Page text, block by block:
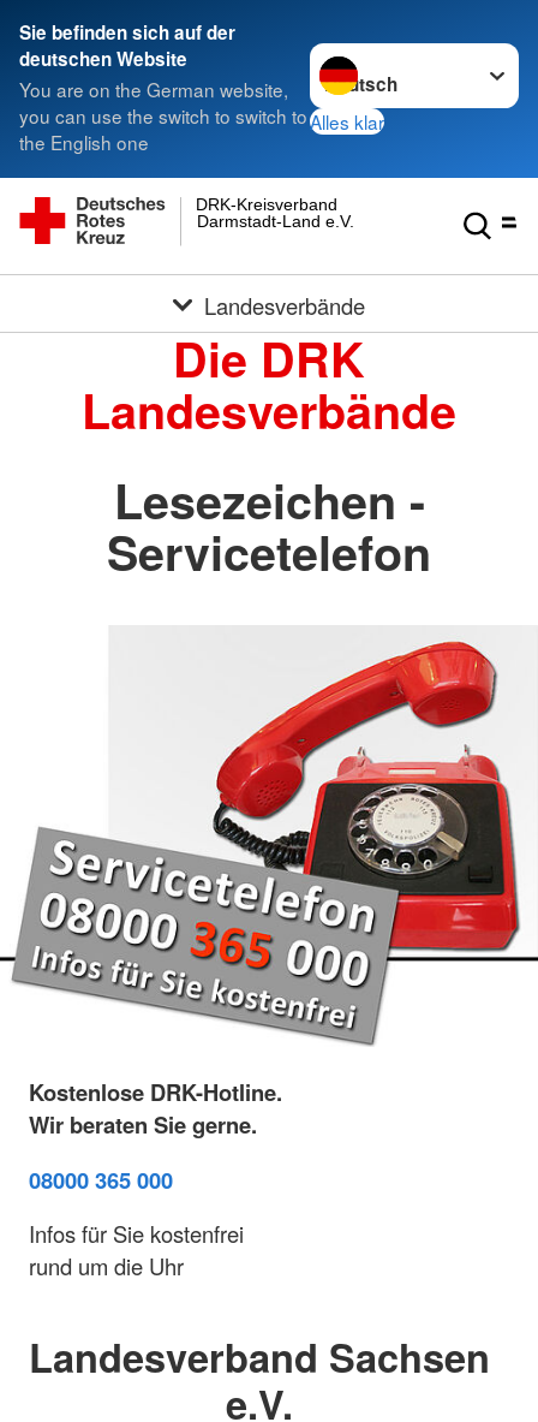
Sie befinden sich auf der
deutschen Website
You are on the German website,
you can use the switch to switch to
the English one
Sprache wechseln zu
Alles klar
Darmstadt-Land e.V.
DRK-Kreisverband
Landesverbände
Die DRK
Landesverbände
Lesezeichen -
Servicetelefon
Kostenlose DRK-Hotline.
Wir beraten Sie gerne.
08000 365 000
Infos für Sie kostenfrei
rund um die Uhr
Landesverband Sachsen
e.V.